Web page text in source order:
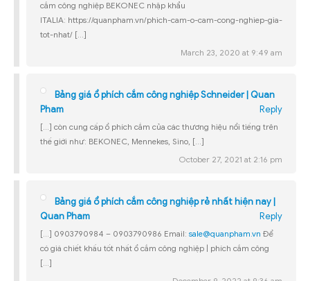
cắm công nghiệp BEKONEC nhập khẩu
ITALIA: https://quanpham.vn/phich-cam-o-cam-cong-nghiep-gia-
tot-nhat/ […]
March 23, 2020 at 9:49 am
Bảng giá ổ phích cắm công nghiệp Schneider | Quan
Pham
Reply
[…] còn cung cấp ổ phích cắm của các thương hiệu nổi tiếng trên
thế giới như: BEKONEC, Mennekes, Sino, […]
October 27, 2021 at 2:16 pm
Bảng giá ổ phích cắm công nghiệp rẻ nhất hiện nay |
Quan Pham
Reply
[…] 0903790984 – 0903790986 Email: sale@quanpham.vn Để
có giá chiết khấu tốt nhất ổ cắm công nghiệp | phích cắm công
[…]